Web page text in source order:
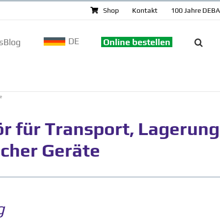
Shop Kontakt 100 Jahre
DE Online bestellen
für Transport,
Geräte